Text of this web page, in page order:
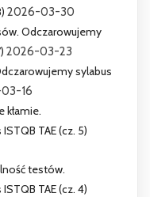
2026-03-30
Odczarowujemy
2026-03-23
sylabus
16
kłamie.
TAE (cz. 5)
testów.
TAE (cz. 4)